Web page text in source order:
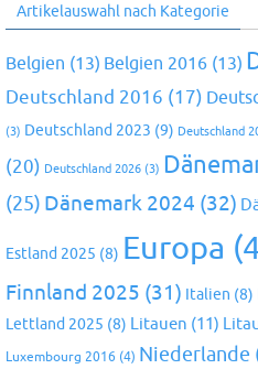
Artikelauswahl nach Kategorie
Belgien (13) Belgien 2016 (13)
Deutschland 2016 (17)
(3) Deutschland 2023 (9) Deutschland
(20) Deutschland 2026 (3)
(25) Dänemark 2024 (32)
Estland 2025 (8) Europa
Finnland 2025 (31) Italien (8)
Lettland 2025 (8) Litauen (11)
Luxembourg 2016 (4) Niederlande